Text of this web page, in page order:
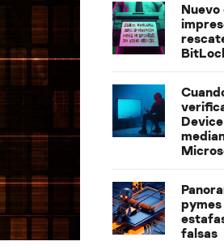
pymes
falsas